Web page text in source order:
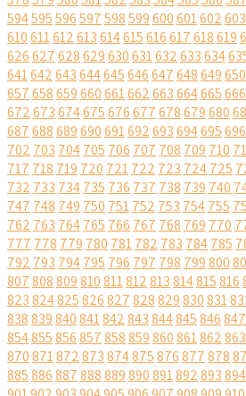
594595596597598599600601602603
610611612613614615616617618619
626627628629630631632633634
641642643644645646647648649650
657658659660661662663664665666
672673674675676677678679680
687688689690691692693694695696
702 703 704705 706 707 708 709 710
717 718 719 720 721722 723 724725
732 733 734735 736 737 738 739 740
747 748 749 750 751752 753 754755
762 763 764765 766 767 768 769 770
777 778 779 780 781782 783 784785
792 793 794795 796 797 798 799800
807808809810811812813814815816
823824825826827828829830831
838839840841842843844845846847
854855856857858859860861862863
870871872873874875876877878
885886887888889890891892893894